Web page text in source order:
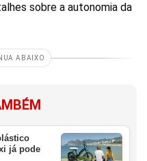
sobre a autonomia da
ABAIXO
já pode